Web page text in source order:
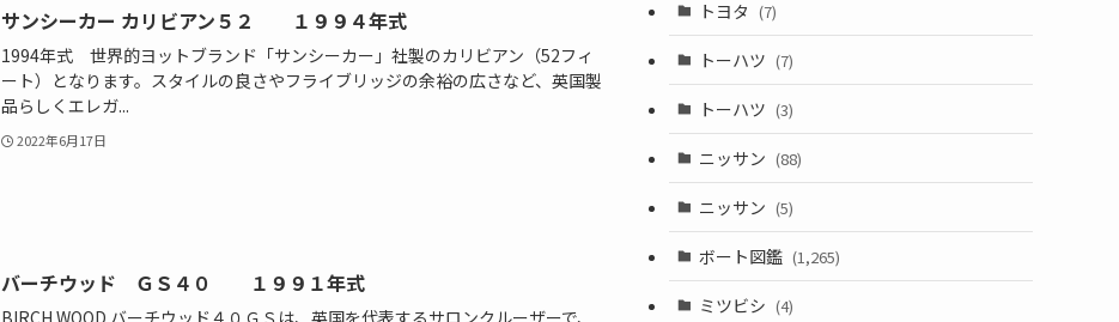
サンシーカー カリビアン５２ １９９４年式
1994年式 世界的ヨットブランド「サンシーカー」社製のカリビアン（52フィ
ート）となります。スタイルの良さやフライブリッジの余裕の広さなど、英国製
品らしくエレガ...
2022年6月17日
バーチウッド ＧＳ４０ １９９１年式
トヨタ (7)
トーハツ (7)
トーハツ (3)
ニッサン (88)
ニッサン (5)
ボート図鑑 (1,265)
ミツビシ (4)